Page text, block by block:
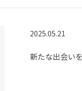
2025.05.21
新たな出会い